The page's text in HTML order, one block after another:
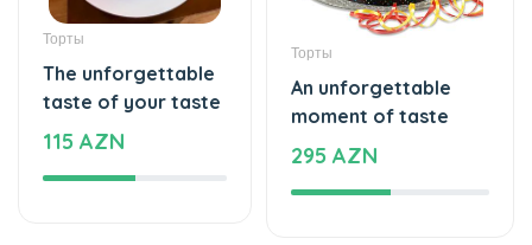
Торты
The unforgettable
taste of your taste
115 AZN
Торты
An unforgettable
moment of taste
295 AZN